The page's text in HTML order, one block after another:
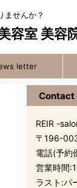
ませんか？
letter
Contact
REIR -
〒196-
電話(予約
営業時間
ラスト:パ